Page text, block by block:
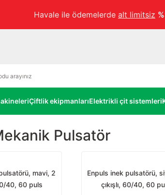
Havale ile ödemelerde alt limitsiz
Çiftlik ekipmanlarıElektrikli çit sistemleri
Pulsatör
mavi, 2
40, 60 puls
Enpuls inek pulsatörü,
çıkışlı, 60/40, 60